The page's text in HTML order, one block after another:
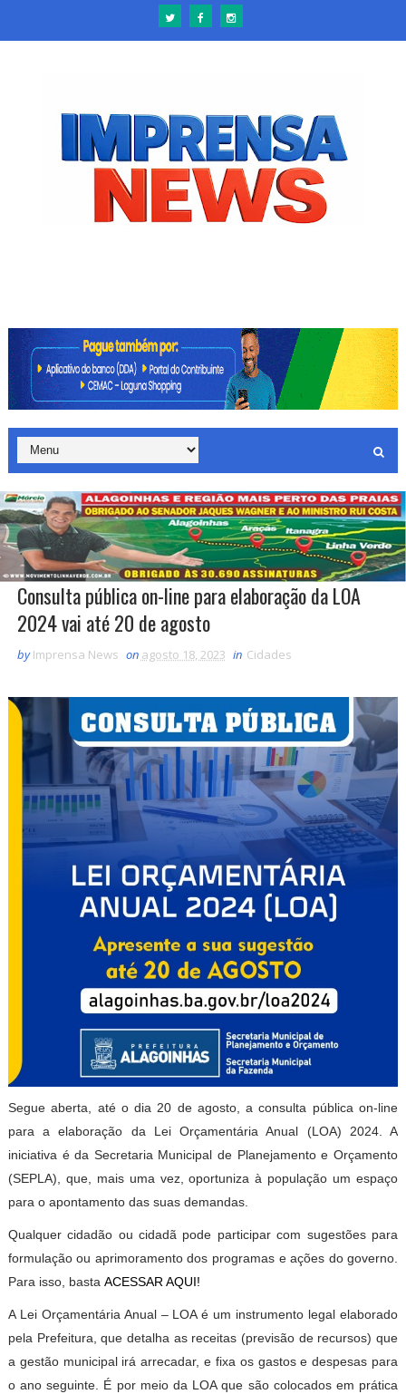
Consulta pública on-line para elaboração da LOA
2024 vai até 20 de agosto
by Imprensa News on agosto 18, 2023 in Cidades
Segue aberta, até o dia 20 de agosto, a consulta pública on-line
para a elaboração da Lei Orçamentária Anual (LOA) 2024. A
iniciativa é da Secretaria Municipal de Planejamento e Orçamento
(SEPLA), que, mais uma vez, oportuniza à população um espaço
para o apontamento das suas demandas.
Qualquer cidadão ou cidadã pode participar com sugestões para
formulação ou aprimoramento dos programas e ações do governo.
Para isso, basta ACESSAR AQUI!
A Lei Orçamentária Anual – LOA é um instrumento legal elaborado
pela Prefeitura, que detalha as receitas (previsão de recursos) que
a gestão municipal irá arrecadar, e fixa os gastos e despesas para
o ano seguinte. É por meio da LOA que são colocados em prática